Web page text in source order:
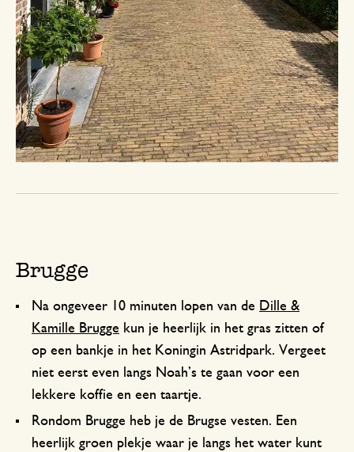
Brugge
Na ongeveer 10 minuten lopen van de Dille &
Kamille Brugge kun je heerlijk in het gras zitten of
op een bankje in het Koningin Astridpark. Vergeet
niet eerst even langs Noah’s te gaan voor een
lekkere koffie en een taartje.
Rondom Brugge heb je de Brugse vesten. Een
heerlijk groen plekje waar je langs het water kunt